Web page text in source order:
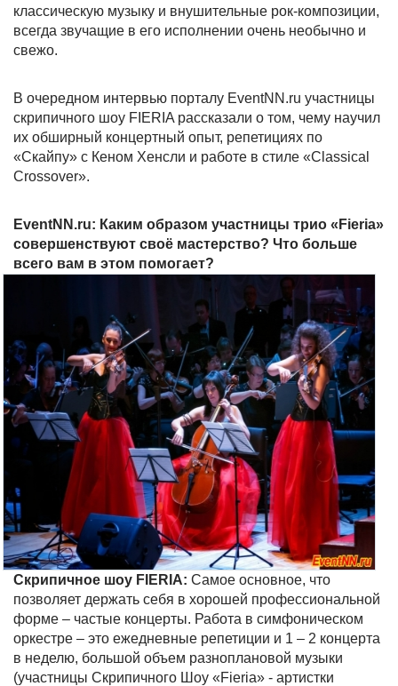
классическую музыку и внушительные рок-композиции,
всегда звучащие в его исполнении очень необычно и
свежо.
В очередном интервью порталу EventNN.ru участницы
скрипичного шоу FIERIA рассказали о том, чему научил
их обширный концертный опыт, репетициях по
«Скайпу» с Кеном Хенсли и работе в стиле «Classical
Crossover».
EventNN.ru: Каким образом участницы трио «Fieria»
совершенствуют своё мастерство? Что больше
всего вам в этом помогает?
Скрипичное шоу FIERIA: Самое основное, что
позволяет держать себя в хорошей профессиональной
форме – частые концерты. Работа в симфоническом
оркестре – это ежедневные репетиции и 1 – 2 концерта
в неделю, большой объем разноплановой музыки
(участницы Скрипичного Шоу «Fieria» - артистки